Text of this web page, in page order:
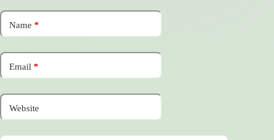
Name *
Email *
Website